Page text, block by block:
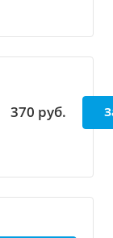
370 руб.